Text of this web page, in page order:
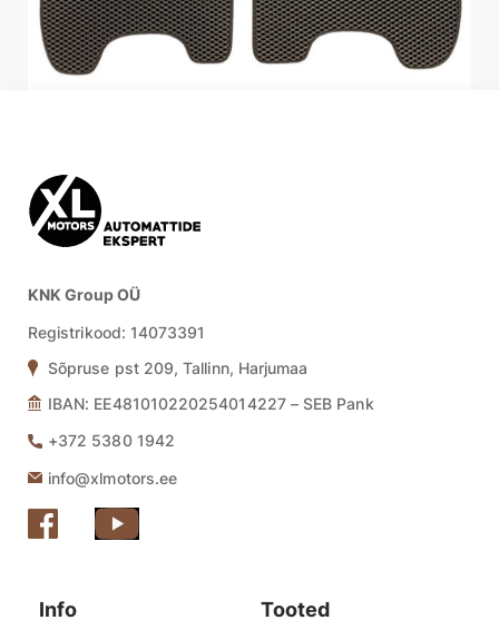
KNK Group OÜ
Registrikood: 14073391
Sõpruse pst 209, Tallinn, Harjumaa
IBAN: EE481010220254014227 – SEB Pank
+372 5380 1942
info@xlmotors.ee
Info Tooted